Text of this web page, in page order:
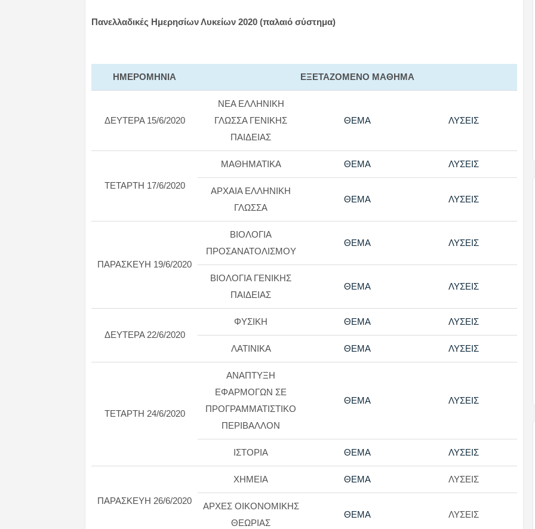
Πανελλαδικές Ημερησίων Λυκείων 2020 (παλαιό σύστημα)
ΗΜΕΡΟMHNIA ΕΞΕΤΑΖΟΜΕΝΟ ΜΑΘΗΜΑ
ΔΕΥΤΕΡΑ 15/6/2020
ΝΕA ΕΛΛΗΝΙΚΗ
ΓΛΩΣΣΑ ΓΕΝΙΚΗΣ
ΠΑΙΔΕΙΑΣ
ΘΕΜΑ ΛΥΣΕΙΣ
ΤΕΤΑΡΤΗ 17/6/2020
ΜΑΘΗΜΑΤΙΚΑ ΘΕΜΑ ΛΥΣΕΙΣ
ΑΡΧΑΙΑ ΕΛΛΗΝΙΚΗ
ΓΛΩΣΣΑ
ΘΕΜΑ ΛΥΣΕΙΣ
ΠΑΡΑΣΚΕΥΗ 19/6/2020
ΒΙΟΛΟΓΙΑ
ΠΡΟΣΑΝΑΤΟΛΙΣΜΟΥ
ΘΕΜΑ ΛΥΣΕΙΣ
ΒΙΟΛΟΓΙΑ ΓΕΝΙΚΗΣ
ΠΑΙΔΕΙΑΣ
ΘΕΜΑ ΛΥΣΕΙΣ
ΔΕΥΤΕΡΑ 22/6/2020
ΦΥΣΙΚΗ ΘΕΜΑ ΛΥΣΕΙΣ
ΛΑΤΙΝΙΚΑ ΘΕΜΑ ΛΥΣΕΙΣ
ΤΕΤΑΡΤΗ 24/6/2020
ΑΝΑΠΤΥΞΗ
ΕΦΑΡΜΟΓΩΝ ΣΕ
ΠΡΟΓΡΑΜΜΑΤΙΣΤΙΚΟ
ΠΕΡΙΒΑΛΛΟΝ
ΘΕΜΑ ΛΥΣΕΙΣ
ΙΣΤΟΡΙΑ ΘΕΜΑ ΛΥΣΕΙΣ
ΠΑΡΑΣΚΕΥΗ 26/6/2020
ΧΗΜΕΙΑ ΘΕΜΑ ΛΥΣΕΙΣ
ΑΡΧΕΣ ΟΙΚΟΝΟΜΙΚΗΣ
ΘΕΩΡΙΑΣ
ΘΕΜΑ ΛΥΣΕΙΣ